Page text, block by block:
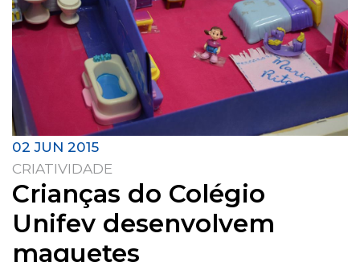
02 JUN 2015
CRIATIVIDADE
Crianças do Colégio
Unifev desenvolvem
maquetes